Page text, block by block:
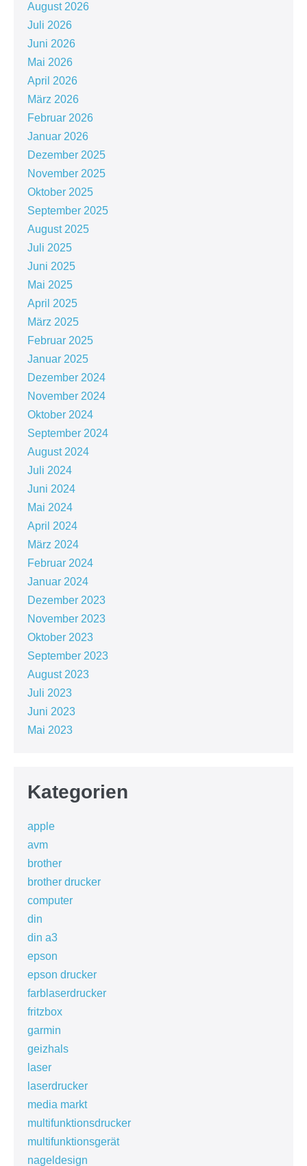
August 2026
Juli 2026
Juni 2026
Mai 2026
April 2026
März 2026
Februar 2026
Januar 2026
Dezember 2025
November 2025
Oktober 2025
September 2025
August 2025
Juli 2025
Juni 2025
Mai 2025
April 2025
März 2025
Februar 2025
Januar 2025
Dezember 2024
November 2024
Oktober 2024
September 2024
August 2024
Juli 2024
Juni 2024
Mai 2024
April 2024
März 2024
Februar 2024
Januar 2024
Dezember 2023
November 2023
Oktober 2023
September 2023
August 2023
Juli 2023
Juni 2023
Mai 2023
Kategorien
apple
avm
brother
brother drucker
computer
din
din a3
epson
epson drucker
farblaserdrucker
fritzbox
garmin
geizhals
laser
laserdrucker
media markt
multifunktionsdrucker
multifunktionsgerät
nageldesign